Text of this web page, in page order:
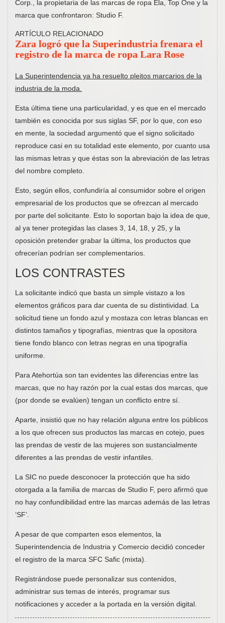
Corp., la propietaria de las marcas de ropa Ela, Top One y la
marca que confrontaron: Studio F.
ARTÍCULO RELACIONADO
Zara logró que la Superindustria frenara el
registro de la marca de ropa Lara Rose
La Superintendencia ya ha resuelto pleitos marcarios de la
industria de la moda.
Esta última tiene una particularidad, y es que en el mercado
también es conocida por sus siglas SF, por lo que, con eso
en mente, la sociedad argumentó que el signo solicitado
reproduce casi en su totalidad este elemento, por cuanto usa
las mismas letras y que éstas son la abreviación de las letras
del nombre completo.
Esto, según ellos, confundiría al consumidor sobre el origen
empresarial de los productos que se ofrezcan al mercado
por parte del solicitante. Esto lo soportan bajo la idea de que,
al ya tener protegidas las clases 3, 14, 18, y 25, y la
oposición pretender grabar la última, los productos que
ofrecerían podrían ser complementarios.
LOS CONTRASTES
La solicitante indicó que basta un simple vistazo a los
elementos gráficos para dar cuenta de su distintividad. La
solicitud tiene un fondo azul y mostaza con letras blancas en
distintos tamaños y tipografías, mientras que la opositora
tiene fondo blanco con letras negras en una tipografía
uniforme.
Para Atehortúa son tan evidentes las diferencias entre las
marcas, que no hay razón por la cual estas dos marcas, que
(por donde se evalúen) tengan un conflicto entre sí.
Aparte, insistió que no hay relación alguna entre los públicos
a los que ofrecen sus productos las marcas en cotejo, pues
las prendas de vestir de las mujeres son sustancialmente
diferentes a las prendas de vestir infantiles.
La SIC no puede desconocer la protección que ha sido
otorgada a la familia de marcas de Studio F, pero afirmó que
no hay confundibilidad entre las marcas además de las letras
‘SF’.
A pesar de que comparten esos elementos, la
Superintendencia de Industria y Comercio decidió conceder
el registro de la marca SFC Safic (mixta).
Registrándose puede personalizar sus contenidos,
administrar sus temas de interés, programar sus
notificaciones y acceder a la portada en la versión digital.